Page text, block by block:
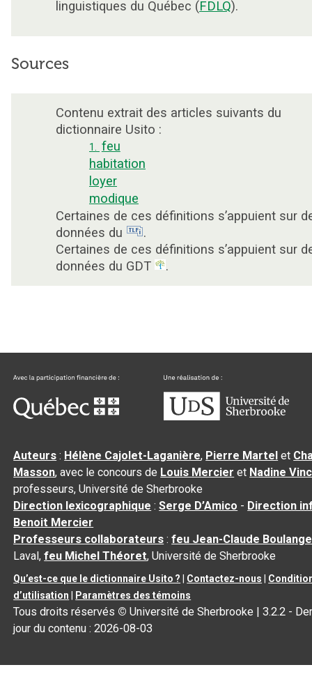
linguistiques du Québec (FDLQ).
Sources
Contenu extrait des articles suivants du
dictionnaire Usito :
1. feu
habitation
loyer
modique
Certaines de ces définitions s’appuient sur
données du
.
Certaines de ces définitions s’appuient sur
données du GDT
.
Auteurs : Hélène Cajolet-Laganière, Pierre Martel et
Masson, avec le concours de Louis Mercier et Nadine
professeurs, Université de Sherbrooke
Direction lexicographique :Serge D’Amico - Direction
Benoit Mercier
Professeurs collaborateurs :feu Jean-Claude
Laval,feu Michel Théoret, Université de Sherbrooke
Qu’est-ce que le dictionnaire Usito ? Contactez-nous
d’utilisation
Paramètres des témoins
Tous droits réservés © Université de Sherbrooke |3.2.2 -
jour du contenu :2026-08-03